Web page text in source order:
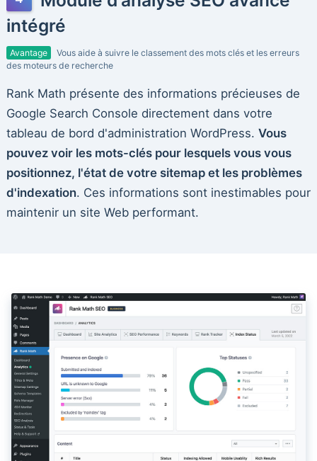
intégré
Avantage
Vous aide à suivre le classement des mots clés et les erreurs
des moteurs de recherche
Rank Math présente des informations précieuses de
Google Search Console directement dans votre
tableau de bord d'administration WordPress. Vous
pouvez voir les mots-clés pour lesquels vous vous
positionnez, l'état de votre sitemap et les problèmes
d'indexation. Ces informations sont inestimables pour
maintenir un site Web performant.